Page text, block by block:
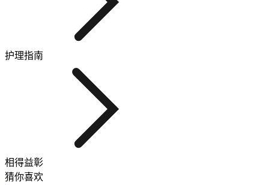
护理指南
相得益彰
猜你喜欢